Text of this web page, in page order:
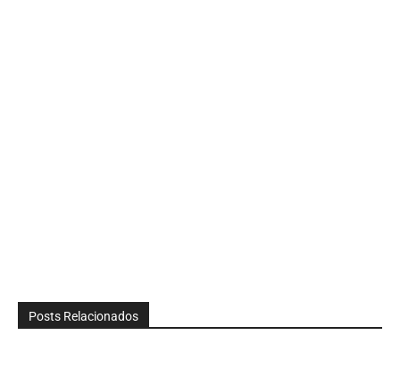
Posts Relacionados